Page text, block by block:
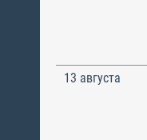
13 августа